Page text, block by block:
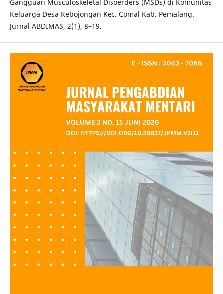
Gangguan Musculoskeletal Disoerders (MSDs) di Komunitas
Keluarga Desa Kebojongan Kec. Comal Kab. Pemalang.
Jurnal ABDIMAS, 2(1), 8–19.